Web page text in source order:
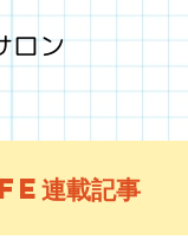
ロン
載記事